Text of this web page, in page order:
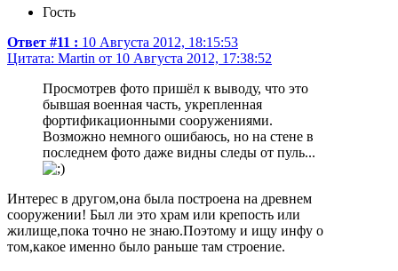
Гость
Ответ #11 : 10 Августа 2012, 18:15:53
Цитата: Martin от 10 Августа 2012, 17:38:52
Просмотрев фото пришёл к выводу, что это
бывшая военная часть, укрепленная
фортификационными сооружениями.
Возможно немного ошибаюсь, но на стене в
последнем фото даже видны следы от пуль...
Интерес в другом,она была построена на древнем
сооружении! Был ли это храм или крепость или
жилище,пока точно не знаю.Поэтому и ищу инфу о
том,какое именно было раньше там строение.